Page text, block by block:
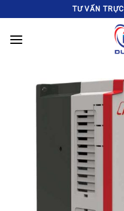
to
content
TƯ VẤN